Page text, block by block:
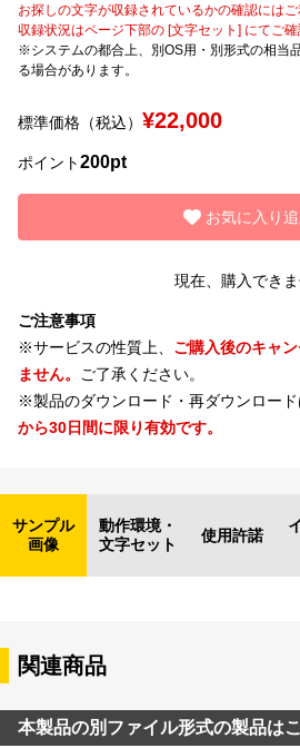
価格帯
リセット
お探しの文字が収録されているかの確認には
収録状況はページ下部の [文字セット] にてご確
※システムの都合上、別OS用・別形式の相当
る場合があります。
標準価格（税込） ¥22,000
ポイント200pt
お気に入り
現在、購入できま
ご注意事項
※サービスの性質上、 ご購入後のキャ
ません。 ご了承ください。
※製品のダウンロード・再ダウンロード
から30日間に限り有効です。
サンプル
画像
動作環境・
文字セット
使用許諾
関連商品
本製品の別ファイル形式の製品は